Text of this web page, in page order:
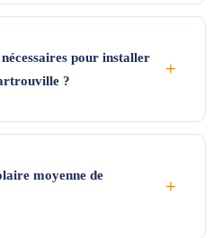
pour installer
?
+
moyenne de
+